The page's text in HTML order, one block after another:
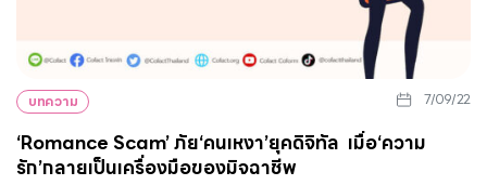
บทความ 7/09/22
‘Romance Scam’ ภัย‘คนเหงา’ยุคดิจิทัล เมื่อ‘ความ
รัก’กลายเป็นเครื่องมือของมิจฉาชีพ